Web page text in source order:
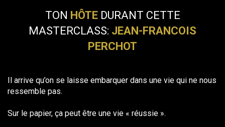
TON HÔTEDURANT CETTE
MASTERCLASS: JEAN-FRANCOIS
PERCHOT
Il arrive qu’on se laisse embarquer dans une vie qui ne nous
ressemble pas.
Sur le papier, ça peut être une vie « réussie ».